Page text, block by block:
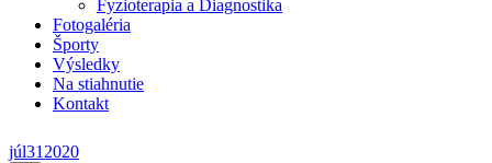
Fyzioterapia a Diagnostika
Fotogaléria
Športy
Výsledky
Na stiahnutie
Kontakt
júl31 2020